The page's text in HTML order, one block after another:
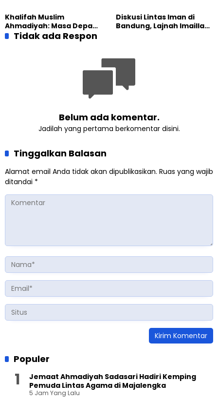
Masak Bersama
Bangun Ekonomi
Keluarga
Khalifah Muslim
Ahmadiyah: Masa Depan
Anak Dimulai dari
Perempuan yang Terus
Diskusi Lintas Iman di
Bandung, Lajnah Imaillah
Tidak ada Respon
Belum ada komentar.
Jadilah yang pertama berkomentar disini.
Tinggalkan Balasan
Alamat email Anda tidak akan dipublikasikan. Ruas yang wajib
ditandai *
Populer
Jemaat Ahmadiyah Sadasari Hadiri Kemping
Pemuda Lintas Agama di Majalengka
5 Jam Yang Lalu